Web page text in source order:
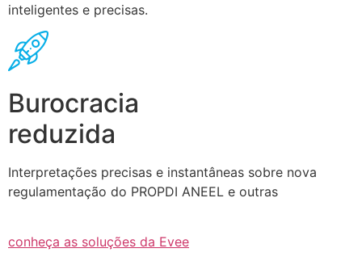
inteligentes e precisas.
Burocracia
reduzida
Interpretações precisas e instantâneas sobre nova
regulamentação do PROPDI ANEEL e outras
conheça as soluções da Evee